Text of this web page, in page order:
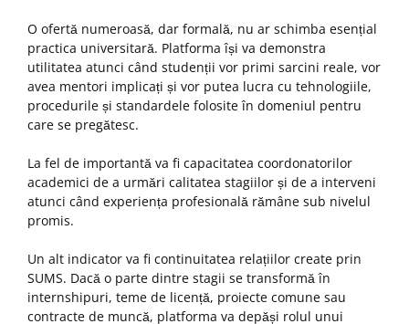
O ofertă numeroasă, dar formală, nu ar schimba esențial
practica universitară. Platforma își va demonstra
utilitatea atunci când studenții vor primi sarcini reale, vor
avea mentori implicați și vor putea lucra cu tehnologiile,
procedurile și standardele folosite în domeniul pentru
care se pregătesc.
La fel de importantă va fi capacitatea coordonatorilor
academici de a urmări calitatea stagiilor și de a interveni
atunci când experiența profesională rămâne sub nivelul
promis.
Un alt indicator va fi continuitatea relațiilor create prin
SUMS. Dacă o parte dintre stagii se transformă în
internshipuri, teme de licență, proiecte comune sau
contracte de muncă, platforma va depăși rolul unui